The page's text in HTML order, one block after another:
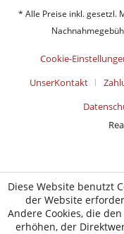
* Alle Preise inkl. gesetzl.
Cookie-
UnserKontakt
Diese Website benutzt
der Website
Andere Cookies, die
erhöhen, der